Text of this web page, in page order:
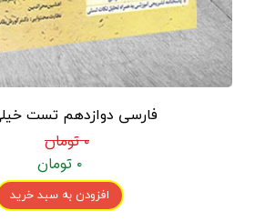
فارسی دوازدهم تست
۰ تومان
۰ تومان
افزودن به سبد خرید